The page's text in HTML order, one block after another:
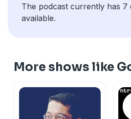
The podcast currently has 7
available.
More shows like